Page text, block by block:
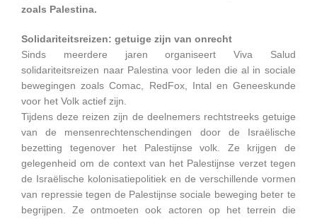
zoals Palestina.
Solidariteitsreizen: getuige zijn van onrecht
Sinds meerdere jaren organiseert Viva Salud
solidariteitsreizen naar Palestina voor leden die al in sociale
bewegingen zoals Comac, RedFox, Intal en Geneeskunde
voor het Volk actief zijn.
Tijdens deze reizen zijn de deelnemers rechtstreeks getuige
van de mensenrechtenschendingen door de Israëlische
bezetting tegenover het Palestijnse volk. Ze krijgen de
gelegenheid om de context van het Palestijnse verzet tegen
de Israëlische kolonisatiepolitiek en de verschillende vormen
van repressie tegen de Palestijnse sociale beweging beter te
begrijpen. Ze ontmoeten ook actoren op het terrein die